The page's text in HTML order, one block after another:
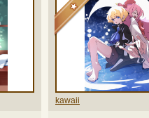
kawaii